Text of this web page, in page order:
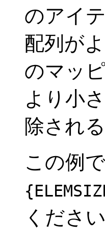
のアイ
配列が
のマッ
より小
除され
この例
くださ